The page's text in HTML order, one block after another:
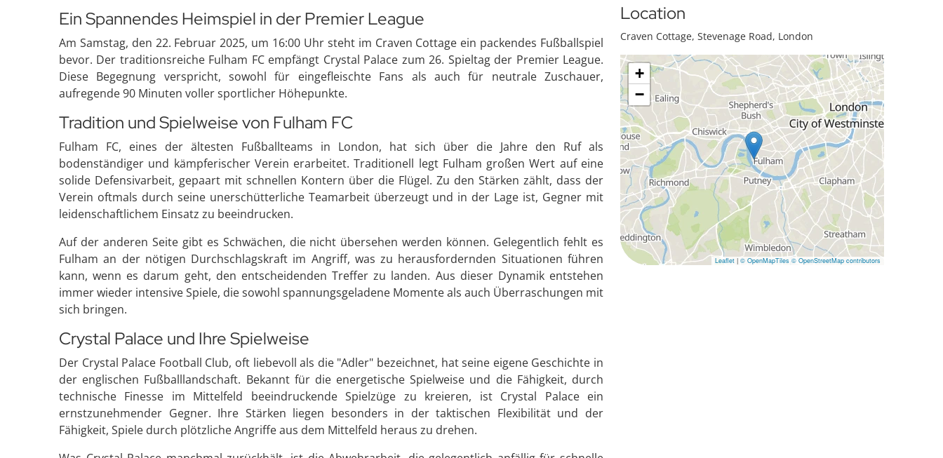
Ein Spannendes Heimspiel in der Premier League
Am Samstag, den 22. Februar 2025, um 16:00 Uhr steht im Craven Cottage ein packendes Fußballspiel
bevor. Der traditionsreiche Fulham FC empfängt Crystal Palace zum 26. Spieltag der Premier League.
Diese Begegnung verspricht, sowohl für eingefleischte Fans als auch für neutrale Zuschauer,
aufregende 90 Minuten voller sportlicher Höhepunkte.
Tradition und Spielweise von Fulham FC
Fulham FC, eines der ältesten Fußballteams in London, hat sich über die Jahre den Ruf als
bodenständiger und kämpferischer Verein erarbeitet. Traditionell legt Fulham großen Wert auf eine
solide Defensivarbeit, gepaart mit schnellen Kontern über die Flügel. Zu den Stärken zählt, dass der
Verein oftmals durch seine unerschütterliche Teamarbeit überzeugt und in der Lage ist, Gegner mit
leidenschaftlichem Einsatz zu beeindrucken.
Auf der anderen Seite gibt es Schwächen, die nicht übersehen werden können. Gelegentlich fehlt es
Fulham an der nötigen Durchschlagskraft im Angriff, was zu herausfordernden Situationen führen
kann, wenn es darum geht, den entscheidenden Treffer zu landen. Aus dieser Dynamik entstehen
immer wieder intensive Spiele, die sowohl spannungsgeladene Momente als auch Überraschungen mit
sich bringen.
Crystal Palace und Ihre Spielweise
Der Crystal Palace Football Club, oft liebevoll als die "Adler" bezeichnet, hat seine eigene Geschichte in
der englischen Fußballlandschaft. Bekannt für die energetische Spielweise und die Fähigkeit, durch
technische Finesse im Mittelfeld beeindruckende Spielzüge zu kreieren, ist Crystal Palace ein
ernstzunehmender Gegner. Ihre Stärken liegen besonders in der taktischen Flexibilität und der
Fähigkeit, Spiele durch plötzliche Angriffe aus dem Mittelfeld heraus zu drehen.
Location
Craven Cottage, Stevenage Road, London
+
−
Leaflet | © OpenMapTiles © OpenStreetMap contributors